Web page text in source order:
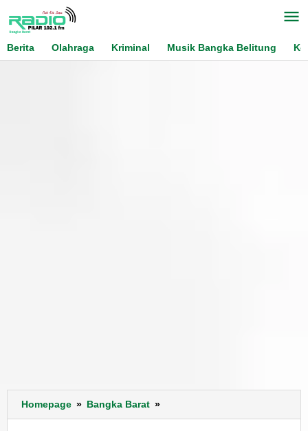
content
Berita
Olahraga Kriminal Musik Bangka Belitung
Homepage » Bangka Barat »
Penuhi